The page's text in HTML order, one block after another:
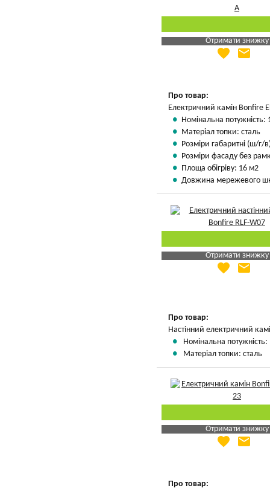
Отримати знижку
Яка Ваша ціна
favorite email
Про товар:
Електричний камін Bonfire
Номінальна потужність:
Матеріал топки: сталь
Розміри габаритні (ш/г/
Розміри фасаду без
Площа обігріву: 16 м2
Довжина мережевого
Отримати знижку
Яка Ваша ціна
favorite email
Про товар:
Настінний електричний
Номінальна потужність:
Матеріал топки: сталь
Отримати знижку
Яка Ваша ціна
favorite email
Про товар: